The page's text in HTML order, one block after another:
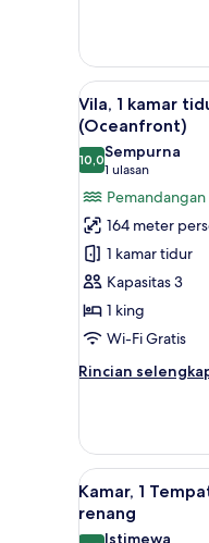
kolam
renang
(Pool
Access)
Kamar
Premium,
1
Tempat
Tidur
King,
akses
ke
kolam
renang,
pemandangan
kolam
renang
(Pool
Access)
Lihat
semua
foto
untuk
Vila,
1
kamar
tidur,
kolam
renang
pribadi,
tepi
8
Vila, 1 kamar
(Oceanfront)
10,010,0 dari 10
Sempurna
1 ulasan
(1
ulasan)
164 meter
1 kamar tidur
Kapasitas 3
1 king
Wi-Fi Gratis
Rincian
Rincian
Vila,
kamar
tidur,
Lihat
semua
foto
5
Kamar, 1
renang
Istimewa